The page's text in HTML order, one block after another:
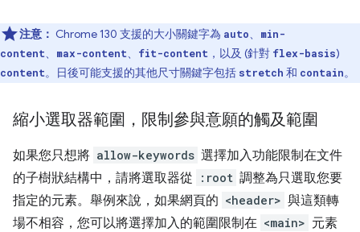
注意： Chrome 130 支援的大小關鍵字為 auto
min-
content
max-content fit-content ，以及 (針對 flex-basis)
content。日後可能支援的其他尺寸關鍵字包括 stretch 和 contain。
縮小選取器範圍，限制參與意願的觸及範圍
如果您只想將 allow-keywords 選擇加入功能限制在文件
的子樹狀結構中，請將選取器從
:root 調整為只選取您要
指定的元素。舉例來說，如果網頁的 <header> 與這類轉
場不相容，您可以將選擇加入的範圍限制在 <main> 元素